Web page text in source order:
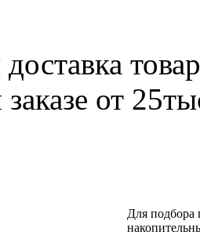
доставка
от
Для подбора